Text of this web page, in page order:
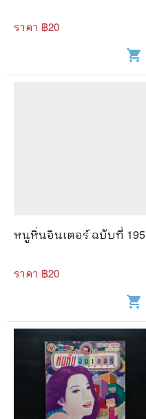
ราคา ฿20
shopping_cart
หนูหิ่นอินเตอร์ ฉบับที่ 195
ราคา ฿20
shopping_cart